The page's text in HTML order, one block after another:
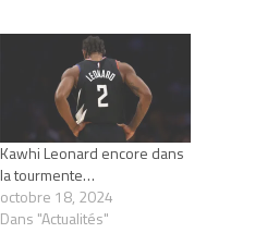
Kawhi Leonard encore dans
la tourmente…
octobre 18, 2024
Dans "Actualités"